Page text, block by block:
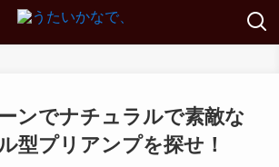
ンでナチュラルで素敵な
型プリアンプを探せ！